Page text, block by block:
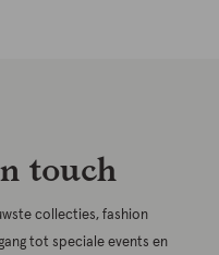
touch
collecties, fashion
tot speciale events en